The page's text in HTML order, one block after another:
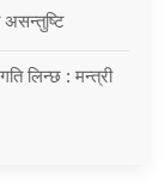
लिन्छ : मन्त्री